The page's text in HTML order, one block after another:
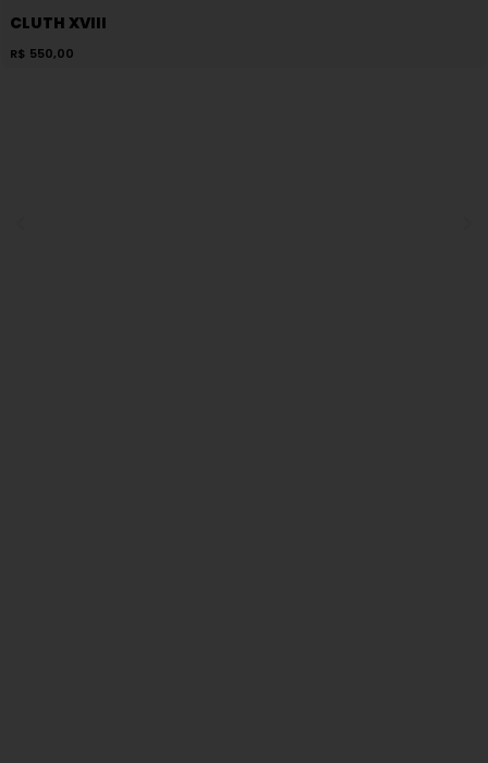
R$ 550,00
CLUTH XVIII